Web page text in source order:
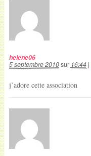
helene06
5 septembre 2010sur 16:44|
j’adore cette association